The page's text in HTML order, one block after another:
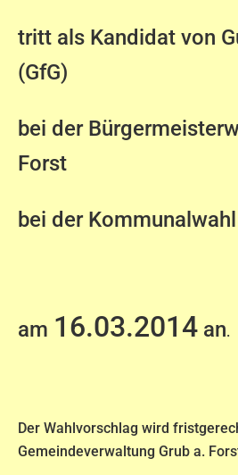
tritt als Kandidat von
(GfG)
bei der
Forst
bei der Kommunalwahl
am 16.03.2014 an.
Der Wahlvorschlag wird
Gemeindeverwaltung Grub a.